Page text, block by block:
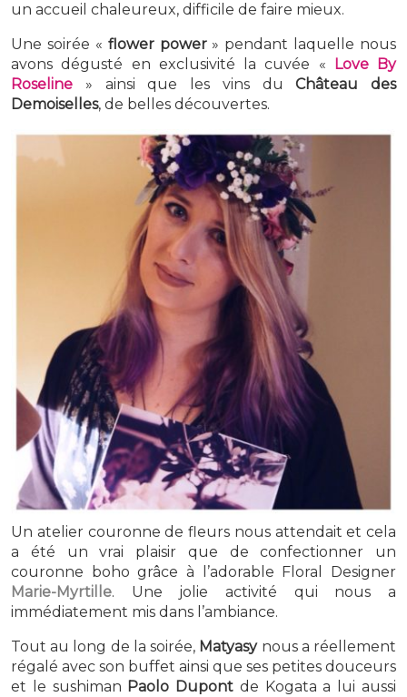
un accueil chaleureux, difficile de faire mieux.
Une soirée « flower power» pendant laquelle nous
avons dégusté en exclusivité la cuvée «
Love By
Roseline » ainsi que les vins duChâteau des
Demoiselles, de belles découvertes.
Un atelier couronne de fleurs nous attendait et cela
a été un vrai plaisir que de confectionner un
couronne boho grâce à l’adorable Floral Designer
Marie-Myrtille. Une jolie activité qui nous a
immédiatement mis dans l’ambiance.
Tout au long de la soirée, Matyasynous a réellement
régalé avec son buffet ainsi que ses petites douceurs
et le sushiman Paolo Dupont de Kogata a lui aussi